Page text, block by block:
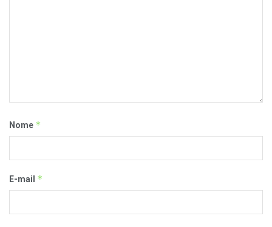
Nome *
E-mail *